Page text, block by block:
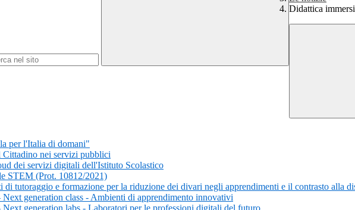
Didattica
per l'Italia di domani"
nei servizi pubblici
dei servizi digitali dell'Istituto Scolastico
STEM (Prot. 10812/2021)
tutoraggio e formazione per la riduzione dei divari negli apprendimenti e il contrasto alla
generation class - Ambienti di apprendimento innovativi